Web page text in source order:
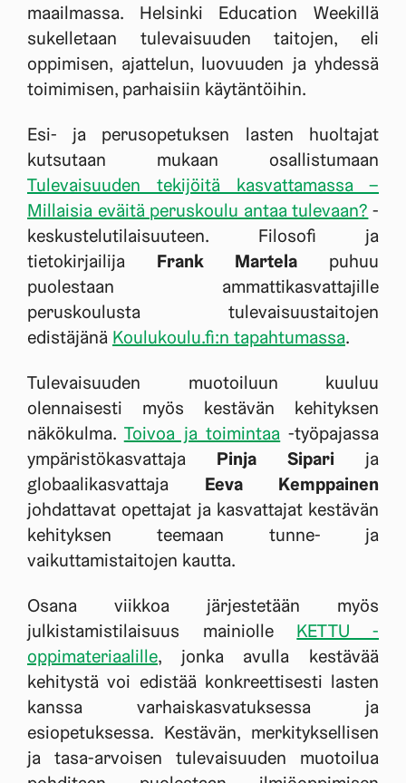
maailmassa. Helsinki Education Weekillä
sukelletaan tulevaisuuden taitojen, eli
oppimisen, ajattelun, luovuuden ja yhdessä
toimimisen, parhaisiin käytäntöihin.
Esi- ja perusopetuksen lasten huoltajat
kutsutaan mukaan osallistumaan
Tulevaisuuden tekijöitä kasvattamassa –
Millaisia eväitä peruskoulu antaa tulevaan? -
keskustelutilaisuuteen. Filosofi ja
tietokirjailija Frank Martela puhuu
puolestaan ammattikasvattajille
peruskoulusta tulevaisuustaitojen
edistäjänä Koulukoulu.fi:n tapahtumassa.
Tulevaisuuden muotoiluun kuuluu
olennaisesti myös kestävän kehityksen
näkökulma. Toivoa ja toimintaa -työpajassa
ympäristökasvattaja Pinja Sipari ja
globaalikasvattaja Eeva Kemppainen
johdattavat opettajat ja kasvattajat kestävän
kehityksen teemaan tunne- ja
vaikuttamistaitojen kautta.
Osana viikkoa järjestetään myös
julkistamistilaisuus mainiolle KETTU -
oppimateriaalille, jonka avulla kestävää
kehitystä voi edistää konkreettisesti lasten
kanssa varhaiskasvatuksessa ja
esiopetuksessa. Kestävän, merkityksellisen
ja tasa-arvoisen tulevaisuuden muotoilua